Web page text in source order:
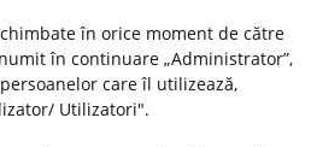
în orice moment de către
în continuare „Administrator”,
care îl utilizează,
Utilizatori".